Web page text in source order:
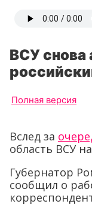
ВСУ снова
Полная версия
Вслед за
область ВСУ
Губернатор
сообщил о